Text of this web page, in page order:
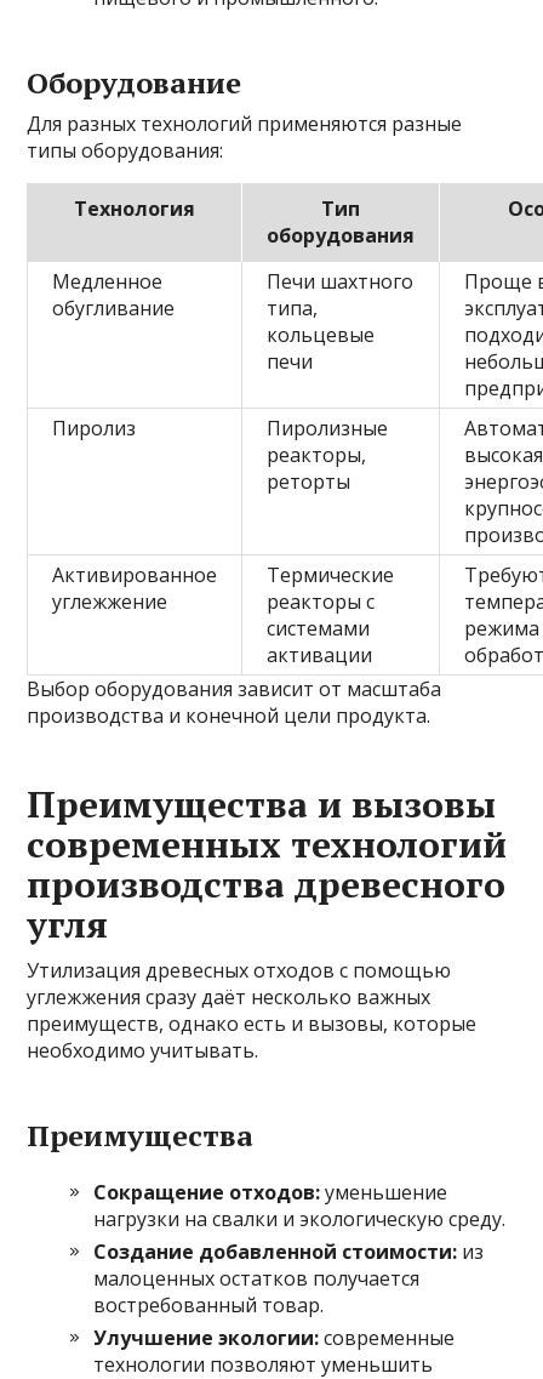
Оборудование
Для разных технологий применяются разные
типы оборудования:
Технология
Тип
оборудования
Медленное
обугливание
Печи шахтного
типа,
кольцевые
печи
Проще
Пиролиз
Пиролизные
реакторы,
реторты
высокая
Активированное
углежжение
Термические
реакторы с
системами
активации
режима
Выбор оборудования зависит от масштаба
производства и конечной цели продукта.
Преимущества и вызовы
современных технологий
производства древесного
угля
Утилизация древесных отходов с помощью
углежжения сразу даёт несколько важных
преимуществ, однако есть и вызовы, которые
необходимо учитывать.
Преимущества
Сокращение отходов:уменьшение
нагрузки на свалки и экологическую среду.
Создание добавленной стоимости: из
малоценных остатков получается
востребованный товар.
Улучшение экологии:современные
технологии позволяют уменьшить